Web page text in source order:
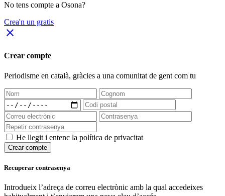
No tens compte a Osona?
Crea'n un gratis
close
Crear compte
Periodisme en català, gràcies a una comunitat de gent com tu
He llegit i entenc la política de privacitat
Crear compte
Recuperar contrasenya
Introdueix l’adreça de correu electrònic amb la qual accedeixes